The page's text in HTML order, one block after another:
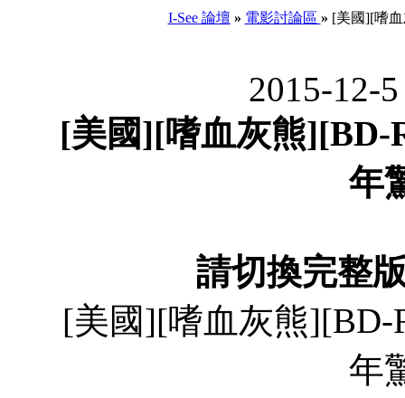
I-See 論壇 » 電影討論區 » [美國][嗜
2015-12-
[美國][嗜血灰熊][BD-
年
請切換完整
[美國][嗜血灰熊][BD-
年